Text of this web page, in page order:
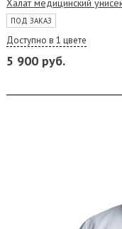
Халат медицинский
ПОД ЗАКАЗ
Доступно в 1 цвете
5 900 руб.